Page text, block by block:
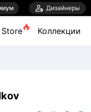
 Дизайнеры
Store Коллекции